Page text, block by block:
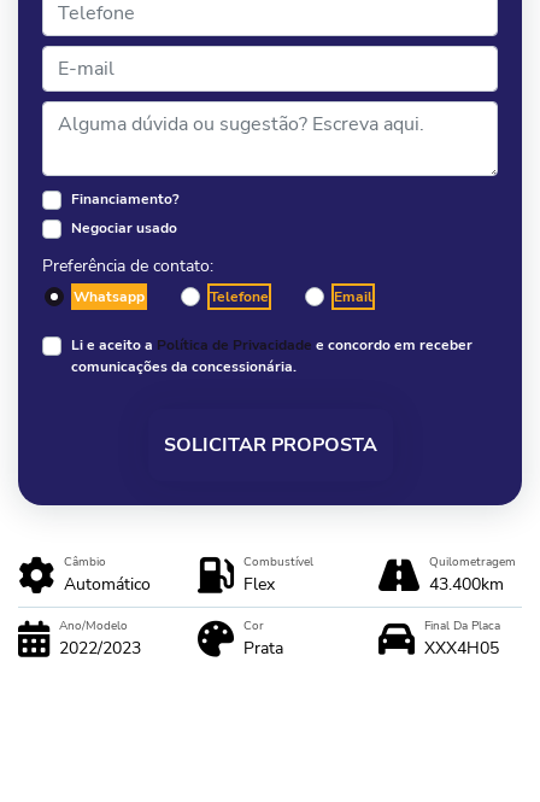
Financiamento?
Negociar usado
Preferência de contato:
Whatsapp Telefone Email
Li e aceito a Política de Privacidade e concordo em receber
comunicações da concessionária.
SOLICITAR PROPOSTA
Câmbio
Automático
Combustível
Flex
Quilometragem
43.400km
Ano/Modelo
2022/2023
Cor
Prata
Final Da Placa
XXX4H05